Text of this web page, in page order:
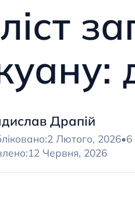
Драпій
2 Лютого, 2026•6
12 Червня, 2026